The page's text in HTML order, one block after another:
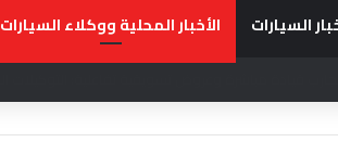
السيارات الأخبار المحلية ووكلاء السيارات